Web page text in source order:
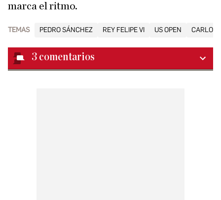
marca el ritmo.
TEMAS PEDRO SÁNCHEZ REY FELIPE VI US OPEN CARLOS
3 comentarios